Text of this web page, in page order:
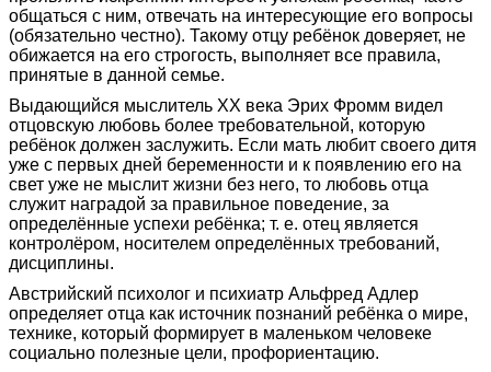
общаться с ним, отвечать на интересующие его вопросы
(обязательно честно). Такому отцу ребёнок доверяет, не
обижается на его строгость, выполняет все правила,
принятые в данной семье.
Выдающийся мыслитель XX века Эрих Фромм видел
отцовскую любовь более требовательной, которую
ребёнок должен заслужить. Если мать любит своего дитя
уже с первых дней беременности и к появлению его на
свет уже не мыслит жизни без него, то любовь отца
служит наградой за правильное поведение, за
определённые успехи ребёнка; т. е. отец является
контролёром, носителем определённых требований,
дисциплины.
Австрийский психолог и психиатр Альфред Адлер
определяет отца как источник познаний ребёнка о мире,
технике, который формирует в маленьком человеке
социально полезные цели, профориентацию.